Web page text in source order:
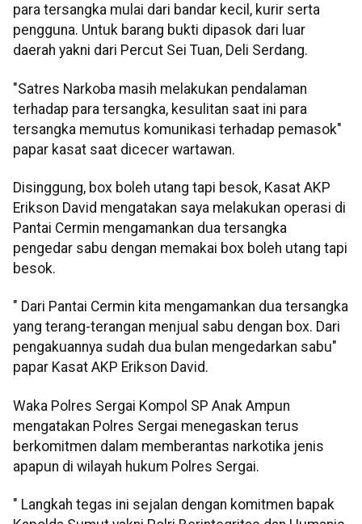
para tersangka mulai dari bandar kecil, kurir serta
pengguna. Untuk barang bukti dipasok dari luar
daerah yakni dari Percut Sei Tuan, Deli Serdang.
"Satres Narkoba masih melakukan pendalaman
terhadap para tersangka, kesulitan saat ini para
tersangka memutus komunikasi terhadap pemasok"
papar kasat saat dicecer wartawan.
Disinggung, box boleh utang tapi besok, Kasat AKP
Erikson David mengatakan saya melakukan operasi di
Pantai Cermin mengamankan dua tersangka
pengedar sabu dengan memakai box boleh utang tapi
besok.
" Dari Pantai Cermin kita mengamankan dua tersangka
yang terang-terangan menjual sabu dengan box. Dari
pengakuannya sudah dua bulan mengedarkan sabu"
papar Kasat AKP Erikson David.
Waka Polres Sergai Kompol SP Anak Ampun
mengatakan Polres Sergai menegaskan terus
berkomitmen dalam memberantas narkotika jenis
apapun di wilayah hukum Polres Sergai.
" Langkah tegas ini sejalan dengan komitmen bapak